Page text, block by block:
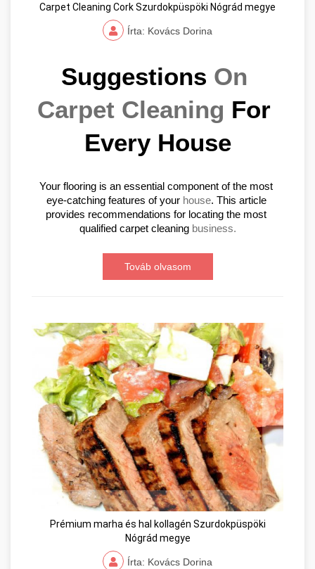
Carpet Cleaning Cork Szurdokpüspöki Nógrád megye
Írta: Kovács Dorina
Suggestions On
Carpet Cleaning For
Every House
Your flooring is an essential component of the most
eye-catching features of your house. This article
provides recommendations for locating the most
qualified carpet cleaning business.
Továb olvasom
Prémium marha és hal kollagén Szurdokpüspöki
Nógrád megye
Írta: Kovács Dorina